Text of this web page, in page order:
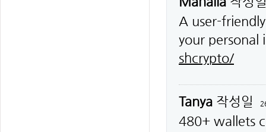
A user-
your
shcrypto/
Tanya 작성일
480+ wallets